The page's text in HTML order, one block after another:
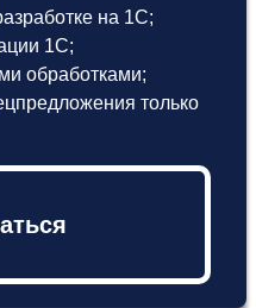
на 1С;
1С;
обработками;
только